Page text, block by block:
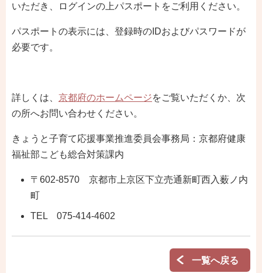
いただき、ログインの上パスポートをご利用ください。
パスポートの表示には、登録時のIDおよびパスワードが
必要です。
詳しくは、 京都府のホームページをご覧いただくか、次
の所へお問い合わせください。
きょうと子育て応援事業推進委員会事務局：京都府健康
福祉部こども総合対策課内
〒602-8570 京都市上京区下立売通新町西入薮ノ内
町
TEL 075-414-4602
一覧へ戻る